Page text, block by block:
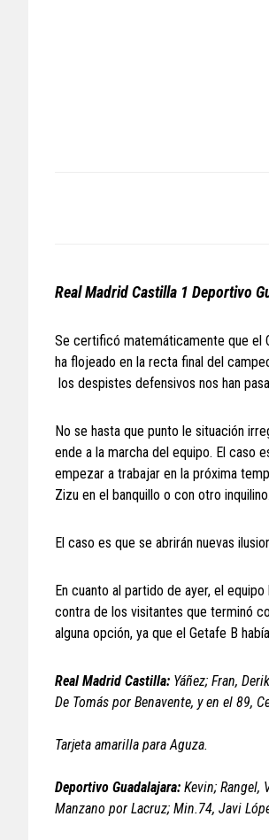
Real Madrid Castilla 1 Deportivo
Se certificó matemáticamente que el
ha flojeado en la recta final del
los despistes defensivos nos han
No se hasta que punto le situación
ende a la marcha del equipo. El caso
empezar a trabajar en la próxima
Zizu en el banquillo o con otro
El caso es que se abrirán nuevas
En cuanto al partido de ayer, el
contra de los visitantes que terminó
alguna opción, ya que el Getafe B
Real Madrid Castilla: Yáñez; Fran,
De Tomás por Benavente, y en el 89,
Tarjeta amarilla para Aguza.
Deportivo Guadalajara: Kevin; Rangel,
Manzano por Lacruz; Min.74, Javi